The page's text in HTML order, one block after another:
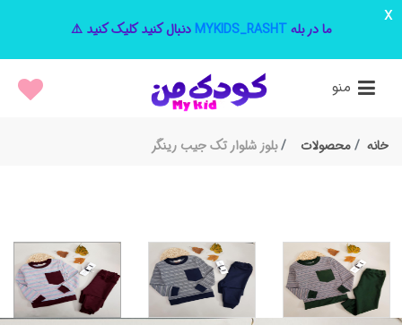
ما در بلهMYKIDS_RASHT دنبال کنید کلیک کنید ⚠️
x
منو
خانه محصولات بلوز شلوار تک جیب رینگر